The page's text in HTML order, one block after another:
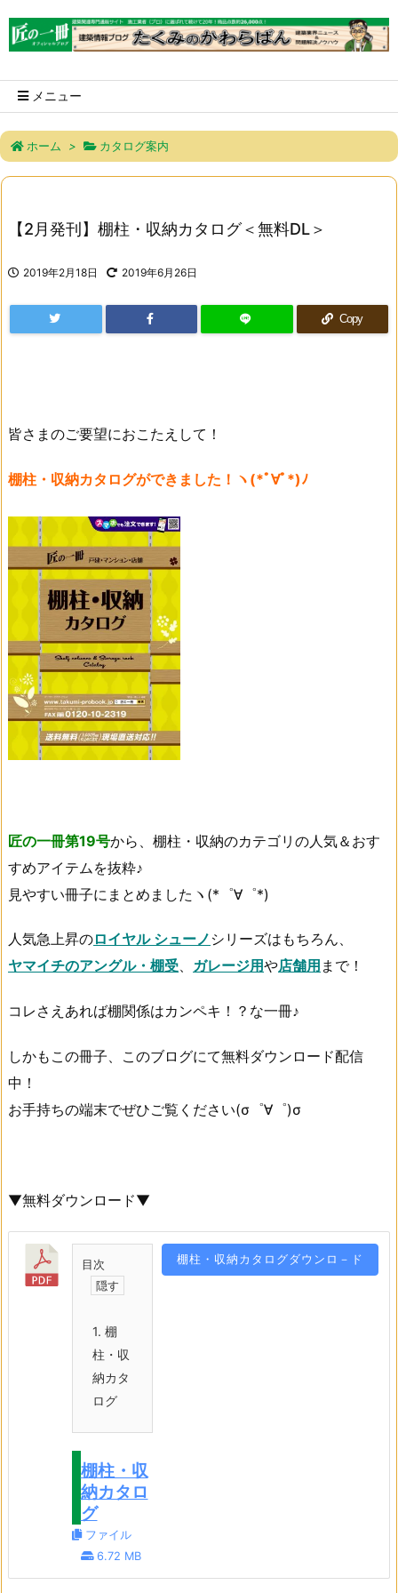
メニュー
ホーム > カタログ案内
【2月発刊】棚柱・収納カタログ＜無料DL＞
2019年2月18日 2019年6月26日
Copy
皆さまのご要望におこたえして！
棚柱・収納カタログができました！ヽ(*ﾟ∀ﾟ*)ﾉ
匠の一冊第19号から、棚柱・収納のカテゴリの人気＆おす
すめアイテムを抜粋♪
見やすい冊子にまとめましたヽ(*゜∀゜*)
人気急上昇のロイヤル シューノ シリーズはもちろん、
ヤマイチのアングル・棚受、 ガレージ用や店舗用 まで！
コレさえあれば棚関係はカンペキ！？な一冊♪
しかもこの冊子、このブログにて無料ダウンロード配信
中！
お手持ちの端末でぜひご覧ください(σ゜∀゜)σ
▼無料ダウンロード▼
目次
1. 棚
柱・収
納カタ
ログ
棚柱・収
納カタロ
グ
ファイル
6.72 MB
棚柱・収納カタログダウンロ－ド